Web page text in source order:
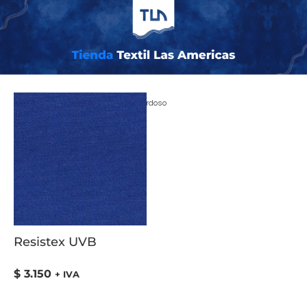
Inicio/ COLOR del producto / Gris Verdoso
Resistex UVB
$ 3.150 + IVA